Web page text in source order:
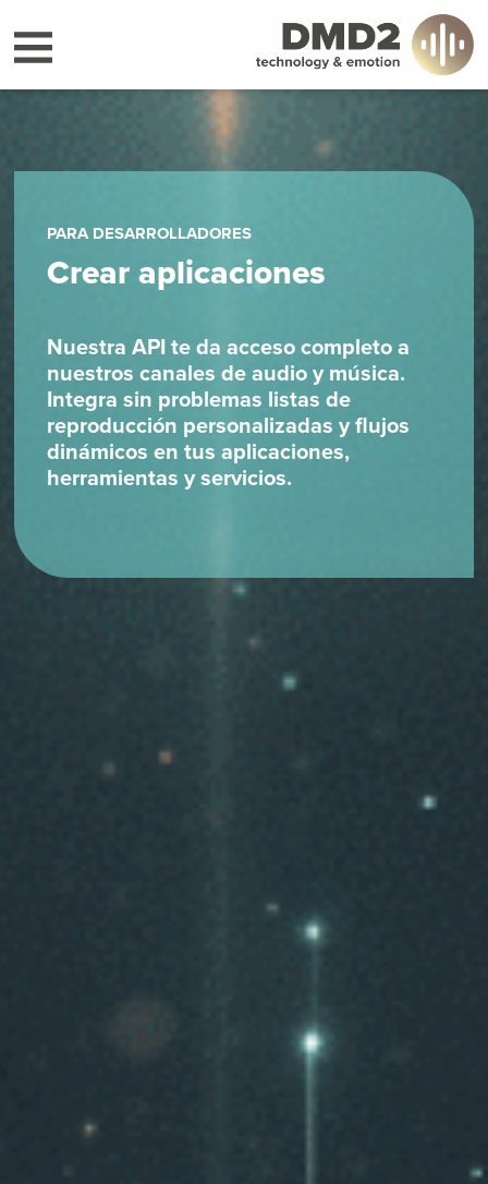
PARA DESARROLLADORES
Crear aplicaciones
Nuestra API te da acceso completo a
nuestros canales de audio y música.
Integra sin problemas listas de
reproducción personalizadas y flujos
dinámicos en tus aplicaciones,
herramientas y servicios.